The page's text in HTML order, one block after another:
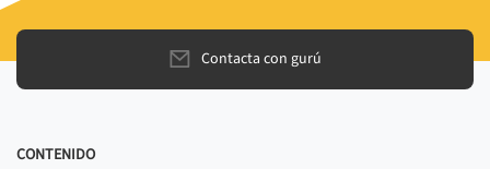
Contacta con gurú
CONTENIDO